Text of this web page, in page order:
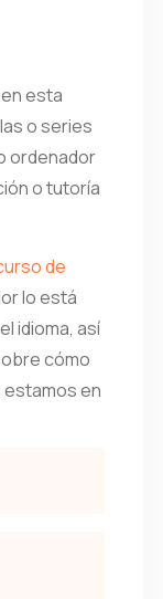
esta
o series
ordenador
o tutoría
de
lo está
idioma, así
cómo
en